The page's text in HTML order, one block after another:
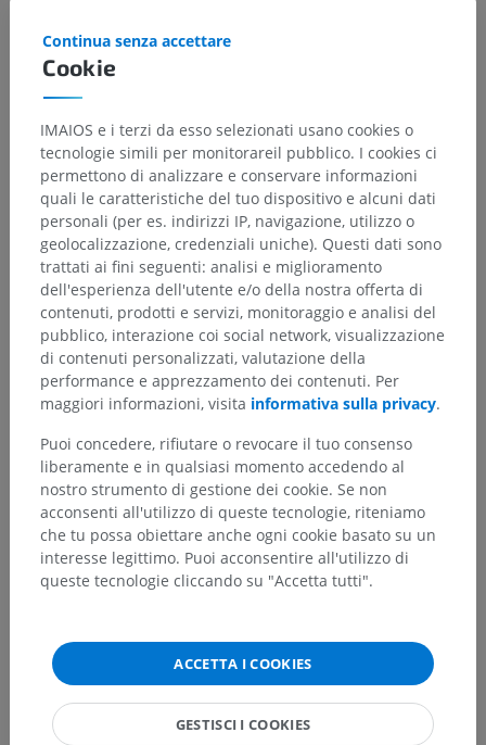
Gerarchia anatomica
Anatomia umana 2
Neuroanatomia umana
Sistema nervoso centrale> Encefalo
>
Morfologia esterna
Cookie
Continua senza accettare
IMAIOS e i terzi da esso selezionati usano cookies o
tecnologie simili per monitorareil pubblico. I cookies ci
permettono di analizzare e conservare informazioni
quali le caratteristiche del tuo dispositivo e alcuni dati
personali (per es. indirizzi IP, navigazione, utilizzo o
geolocalizzazione, credenziali uniche). Questi dati sono
trattati ai fini seguenti: analisi e miglioramento
dell'esperienza dell'utente e/o della nostra offerta di
contenuti, prodotti e servizi, monitoraggio e analisi del
pubblico, interazione coi social network, visualizzazione
di contenuti personalizzati, valutazione della
performance e apprezzamento dei contenuti. Per
maggiori informazioni, visita informativa sulla privacy.
Puoi concedere, rifiutare o revocare il tuo consenso
liberamente e in qualsiasi momento accedendo al
nostro strumento di gestione dei cookie. Se non
acconsenti all'utilizzo di queste tecnologie, riteniamo
che tu possa obiettare anche ogni cookie basato su un
interesse legittimo. Puoi acconsentire all'utilizzo di
queste tecnologie cliccando su "Accetta tutti".
ACCETTA I COOKIES
GESTISCI I COOKIES